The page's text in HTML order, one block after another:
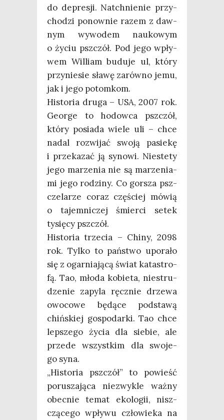
do depre­sji. Natchnie­nie przy­
cho­dzi ponow­nie razem z daw­
nym wywo­dem nauko­wym
o życiu psz­czół. Pod jego wpły­
wem Wil­liam budu­je ul, któ­ry
przy­nie­sie sła­wę zarów­no jemu,
jak i jego potomkom.
Histo­ria dru­ga – USA, 2007 rok.
Geo­r­ge to hodow­ca psz­czół,
któ­ry posia­da wie­le uli – chce
nadal roz­wi­jać swo­ją pasie­kę
i prze­ka­zać ją syno­wi. Nie­ste­ty
jego marze­nia nie są marze­nia­
mi jego rodzi­ny. Co gor­sza psz­
cze­la­rze coraz czę­ściej mówią
o tajem­ni­czej śmier­ci setek
tysię­cy pszczół.
Histo­ria trze­cia – Chi­ny, 2098
rok. Tyl­ko to pań­stwo upo­ra­ło
się z ogar­nia­ją­cą świat kata­stro­
fą. Tao, mło­da kobie­ta, nie­stru­
dze­nie zapy­la ręcz­nie drze­wa
owo­co­we będą­ce pod­sta­wą
chiń­skiej gospo­dar­ki. Tao chce
lep­sze­go życia dla sie­bie, ale
przede wszyst­kim dla swo­je­
go syna.
„Histo­ria psz­czół” to powieść
poru­sza­ją­ca nie­zwy­kle waż­ny
obec­nie temat eko­lo­gii, nisz­
czą­ce­go wpły­wu czło­wie­ka na